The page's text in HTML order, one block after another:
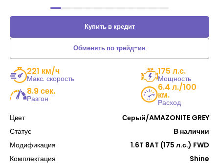
Купить в кредит
Обменять по трейд-ин
221 км/ч
Макс. скорость
175 л.с.
Мощность
8.9 сек.
Разгон
6.4 л./100
км.
Расход
Цвет
Серый/AMAZONITE GREY
Статус
В наличии
Модификация
1.6T 8AT (175 л.с.) FWD
Комплектация
Shine